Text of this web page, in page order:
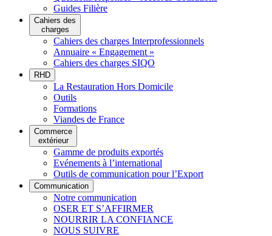
Guides Filière
Cahiers des
charges
Cahiers des charges Interprofessionnels
Annuaire « Engagement »
Cahiers des charges SIQO
RHD
La Restauration Hors Domicile
Outils
Formations
Viandes de France
Commerce
extérieur
Gamme de produits exportés
Evénements à l’international
Outils de communication pour l’Export
Communication
Notre communication
OSER ET S’AFFIRMER
NOURRIR LA CONFIANCE
NOUS SUIVRE